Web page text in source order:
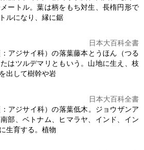
ートル。葉は柄をもち対生、長楕円形で
ルになり、縁に鋸
日本大百科全書
アジサイ科）の落葉藤本とうほん（つる
たはツルデマリともいう。山地に生え、枝
出して樹幹や岩
日本大百科全書
アジサイ科）の落葉低木。ジョウザンア
部、ベトナム、ヒマラヤ、インド、イン
生育する。植物